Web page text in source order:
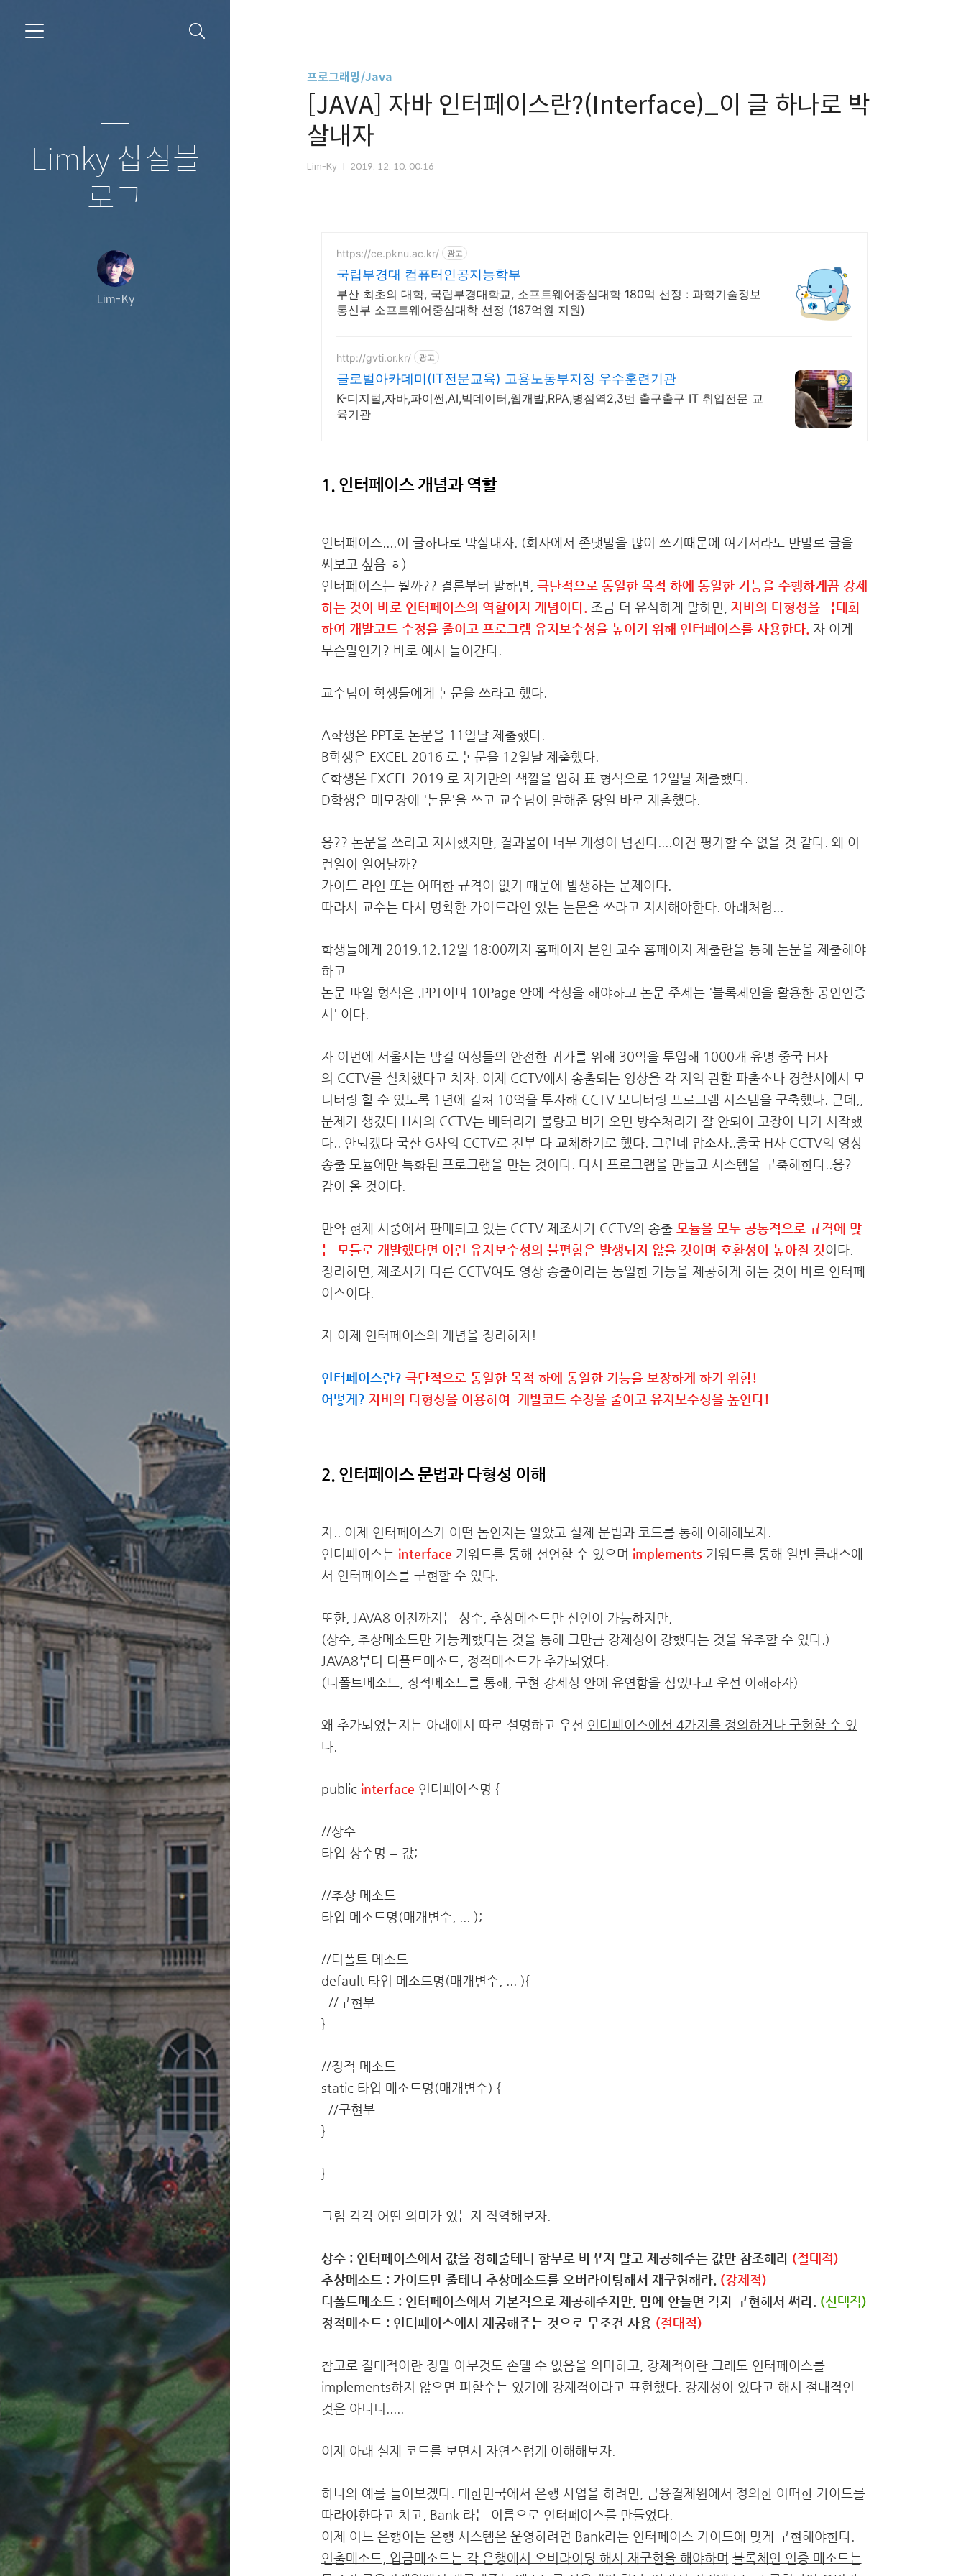
Limky 삽질블
로그
Lim-Ky
프로그래밍/Java
[JAVA] 자바 인터페이스란?(Interface)_이 글 하나로 박
살내자
Lim-Ky 2019. 12. 10. 00:16
https://ce.pknu.ac.kr/ 광고
국립부경대 컴퓨터인공지능학부
부산 최초의 대학, 국립부경대학교, 소프트웨어중심대학 180억 선정 : 과학기술정보
통신부 소프트웨어중심대학 선정 (187억원 지원)
http://gvti.or.kr/ 광고
글로벌아카데미(IT전문교육) 고용노동부지정 우수훈련기관
K-디지털,자바,파이썬,AI,빅데이터,웹개발,RPA,병점역2,3번 출구출구 IT 취업전문 교
육기관
1. 인터페이스 개념과 역할
인터페이스....이 글하나로 박살내자. (회사에서 존댓말을 많이 쓰기때문에 여기서라도 반말로 글을
써보고 싶음 ㅎ)
인터페이스는 뭘까?? 결론부터 말하면, 극단적으로 동일한 목적 하에 동일한 기능을 수행하게끔 강제
하는 것이 바로 인터페이스의 역할이자 개념이다. 조금 더 유식하게 말하면, 자바의 다형성을 극대화
하여 개발코드 수정을 줄이고 프로그램 유지보수성을 높이기 위해 인터페이스를 사용한다. 자 이게
무슨말인가? 바로 예시 들어간다.
교수님이 학생들에게 논문을 쓰라고 했다.
A학생은 PPT로 논문을 11일날 제출했다.
B학생은 EXCEL 2016 로 논문을 12일날 제출했다.
C학생은 EXCEL 2019 로 자기만의 색깔을 입혀 표 형식으로 12일날 제출했다.
D학생은 메모장에 '논문'을 쓰고 교수님이 말해준 당일 바로 제출했다.
응?? 논문을 쓰라고 지시했지만, 결과물이 너무 개성이 넘친다....이건 평가할 수 없을 것 같다. 왜 이
런일이 일어날까?
가이드 라인 또는 어떠한 규격이 없기 때문에 발생하는 문제이다.
따라서 교수는 다시 명확한 가이드라인 있는 논문을 쓰라고 지시해야한다. 아래처럼...
학생들에게 2019.12.12일 18:00까지 홈페이지 본인 교수 홈페이지 제출란을 통해 논문을 제출해야
하고
논문 파일 형식은 .PPT이며 10Page 안에 작성을 해야하고 논문 주제는 '블록체인을 활용한 공인인증
서' 이다.
자 이번에 서울시는 밤길 여성들의 안전한 귀가를 위해 30억을 투입해 1000개 유명 중국 H사
의 CCTV를 설치했다고 치자. 이제 CCTV에서 송출되는 영상을 각 지역 관할 파출소나 경찰서에서 모
니터링 할 수 있도록 1년에 걸쳐 10억을 투자해 CCTV 모니터링 프로그램 시스템을 구축했다. 근데,,
문제가 생겼다 H사의 CCTV는 배터리가 불량고 비가 오면 방수처리가 잘 안되어 고장이 나기 시작했
다.. 안되겠다 국산 G사의 CCTV로 전부 다 교체하기로 했다. 그런데 맙소사..중국 H사 CCTV의 영상
송출 모듈에만 특화된 프로그램을 만든 것이다. 다시 프로그램을 만들고 시스템을 구축해한다..응?
감이 올 것이다.
만약 현재 시중에서 판매되고 있는 CCTV 제조사가 CCTV의 송출 모듈을 모두 공통적으로 규격에 맞
는 모듈로 개발했다면 이런 유지보수성의 불편함은 발생되지 않을 것이며 호환성이 높아질 것이다.
정리하면, 제조사가 다른 CCTV여도 영상 송출이라는 동일한 기능을 제공하게 하는 것이 바로 인터페
이스이다.
자 이제 인터페이스의 개념을 정리하자!
인터페이스란? 극단적으로 동일한 목적 하에 동일한 기능을 보장하게 하기 위함!
어떻게? 자바의 다형성을 이용하여 개발코드 수정을 줄이고 유지보수성을 높인다!
2. 인터페이스 문법과 다형성 이해
자.. 이제 인터페이스가 어떤 놈인지는 알았고 실제 문법과 코드를 통해 이해해보자.
인터페이스는 interface 키워드를 통해 선언할 수 있으며 implements 키워드를 통해 일반 클래스에
서 인터페이스를 구현할 수 있다.
또한, JAVA8 이전까지는 상수, 추상메소드만 선언이 가능하지만,
(상수, 추상메소드만 가능케했다는 것을 통해 그만큼 강제성이 강했다는 것을 유추할 수 있다.)
JAVA8부터 디폴트메소드, 정적메소드가 추가되었다.
(디폴트메소드, 정적메소드를 통해, 구현 강제성 안에 유연함을 심었다고 우선 이해하자)
왜 추가되었는지는 아래에서 따로 설명하고 우선 인터페이스에선 4가지를 정의하거나 구현할 수 있
다.
public interface 인터페이스명 {
//상수
타입 상수명 = 값;
//추상 메소드
타입 메소드명(매개변수, ... );
//디폴트 메소드
default 타입 메소드명(매개변수, ... ){
//구현부
}
//정적 메소드
static 타입 메소드명(매개변수) {
//구현부
}
}
그럼 각각 어떤 의미가 있는지 직역해보자.
상수 : 인터페이스에서 값을 정해줄테니 함부로 바꾸지 말고 제공해주는 값만 참조해라 (절대적)
추상메소드 : 가이드만 줄테니 추상메소드를 오버라이팅해서 재구현해라. (강제적)
디폴트메소드 : 인터페이스에서 기본적으로 제공해주지만, 맘에 안들면 각자 구현해서 써라. (선택적)
정적메소드 : 인터페이스에서 제공해주는 것으로 무조건 사용 (절대적)
참고로 절대적이란 정말 아무것도 손댈 수 없음을 의미하고, 강제적이란 그래도 인터페이스를
implements하지 않으면 피할수는 있기에 강제적이라고 표현했다. 강제성이 있다고 해서 절대적인
것은 아니니.....
이제 아래 실제 코드를 보면서 자연스럽게 이해해보자.
하나의 예를 들어보겠다. 대한민국에서 은행 사업을 하려면, 금융결제원에서 정의한 어떠한 가이드를
따라야한다고 치고, Bank 라는 이름으로 인터페이스를 만들었다.
이제 어느 은행이든 은행 시스템은 운영하려면 Bank라는 인터페이스 가이드에 맞게 구현해야한다.
인출메소드, 입금메소드는 각 은행에서 오버라이딩 해서 재구현을 해야하며 블록체인 인증 메소드는